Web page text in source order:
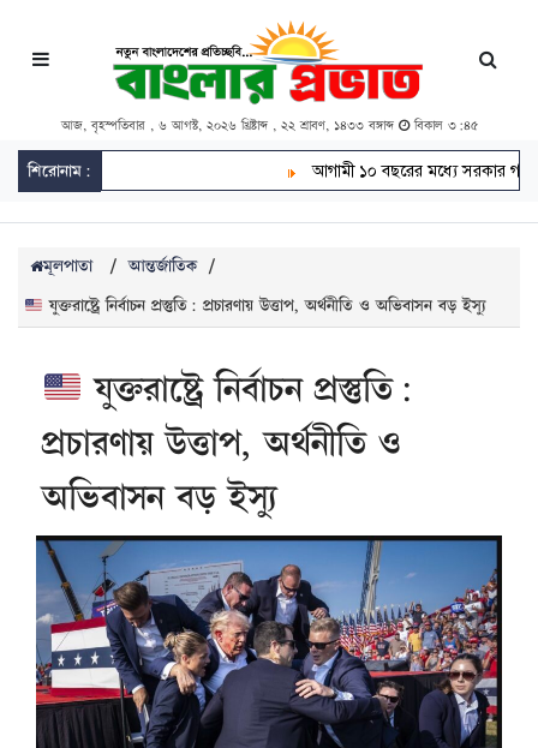
আজ, বৃহস্পতিবার , ৬ আগস্ট, ২০২৬ খ্রিষ্টাব্দ , ২২ শ্রাবণ, ১৪৩৩ বঙ্গাব্দ বিকাল ৩:৪৫
শিরোনাম: আগামী ১০ বছরের মধ্যে সরকার গঠন করতে
মূলপাতা / আন্তর্জাতিক /
যুক্তরাষ্ট্রে নির্বাচন প্রস্তুতি: প্রচারণায় উত্তাপ, অর্থনীতি ও অভিবাসন বড় ইস্যু
যুক্তরাষ্ট্রে নির্বাচন প্রস্তুতি:
প্রচারণায় উত্তাপ, অর্থনীতি ও
অভিবাসন বড় ইস্যু